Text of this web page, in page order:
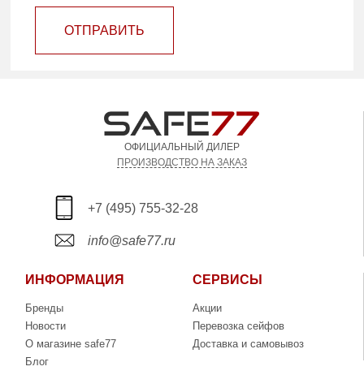
ОТПРАВИТЬ
ОФИЦИАЛЬНЫЙ ДИЛЕР
ПРОИЗВОДСТВО НА ЗАКАЗ
+7 (495) 755-32-28
info@safe77.ru
ИНФОРМАЦИЯ
Бренды
Новости
О магазине safe77
Блог
СЕРВИСЫ
Акции
Перевозка сейфов
Доставка и самовывоз